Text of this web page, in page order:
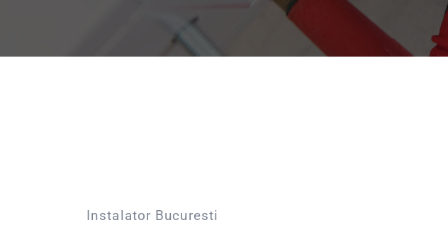
Instalator Bucuresti